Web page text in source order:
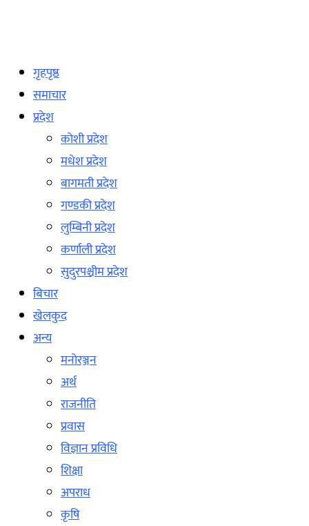
गृहपृष्ठ
समाचार
प्रदेश
कोशी प्रदेश
मधेश प्रदेश
बागमती प्रदेश
गण्डकी प्रदेश
लुम्बिनी प्रदेश
कर्णाली प्रदेश
सुदुरपश्चीम प्रदेश
बिचार
खेलकुद
अन्य
मनोरञ्जन
अर्थ
राजनीति
प्रवास
विज्ञान प्रविधि
शिक्षा
अपराध
कृषि